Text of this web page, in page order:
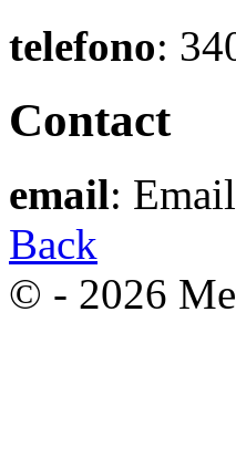
telefono:
Contact
email:
Back
© - 2026